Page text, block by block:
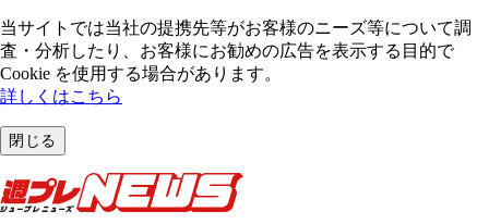
当サイトでは当社の提携先等がお客様のニーズ等について調
査・分析したり、お客様にお勧めの広告を表⽰する⽬的で
Cookie を使⽤する場合があります。
詳しくはこちら
閉じる